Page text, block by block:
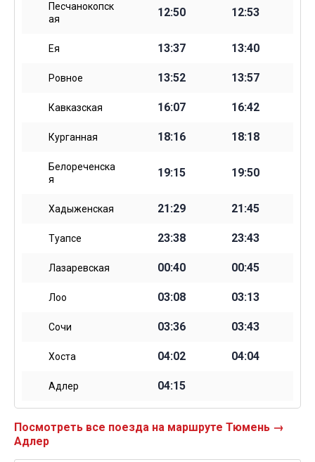
Песчанокопск
ая
12:50 12:53
Ея 13:37 13:40
Ровное 13:52 13:57
Кавказская 16:07 16:42
Курганная 18:16 18:18
Белореченска
я
19:15 19:50
Хадыженская 21:29 21:45
Туапсе 23:38 23:43
Лазаревская 00:40 00:45
Лоо 03:08 03:13
Сочи 03:36 03:43
Хоста 04:02 04:04
Адлер 04:15
Посмотреть все поезда на маршруте Тюмень →
Адлер